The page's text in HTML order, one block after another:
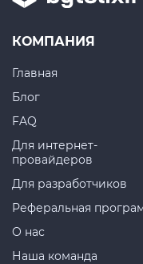
КОМПАНИЯ
Главная
Блог
FAQ
Для интернет-
провайдеров
Для разработчиков
Реферальная
О нас
Наша команда